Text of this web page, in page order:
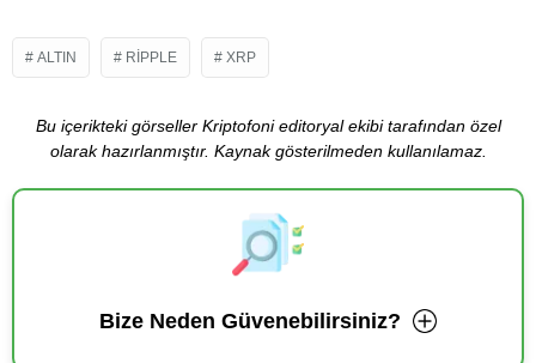
ALTIN RIPPLE XRP
Bu içerikteki görseller Kriptofoni editoryal ekibi tarafından özel
olarak hazırlanmıştır. Kaynak gösterilmeden kullanılamaz.
Bize Neden Güvenebilirsiniz?